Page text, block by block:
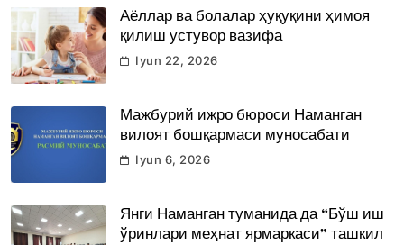
Аёллар ва болалар ҳуқуқини ҳимоя
қилиш устувор вазифа
Iyun 22, 2026
Мажбурий ижро бюроси Наманган
вилоят бошқармаси муносабати
Iyun 6, 2026
Янги Наманган туманида да “Бўш иш
ўринлари меҳнат ярмаркаси” ташкил